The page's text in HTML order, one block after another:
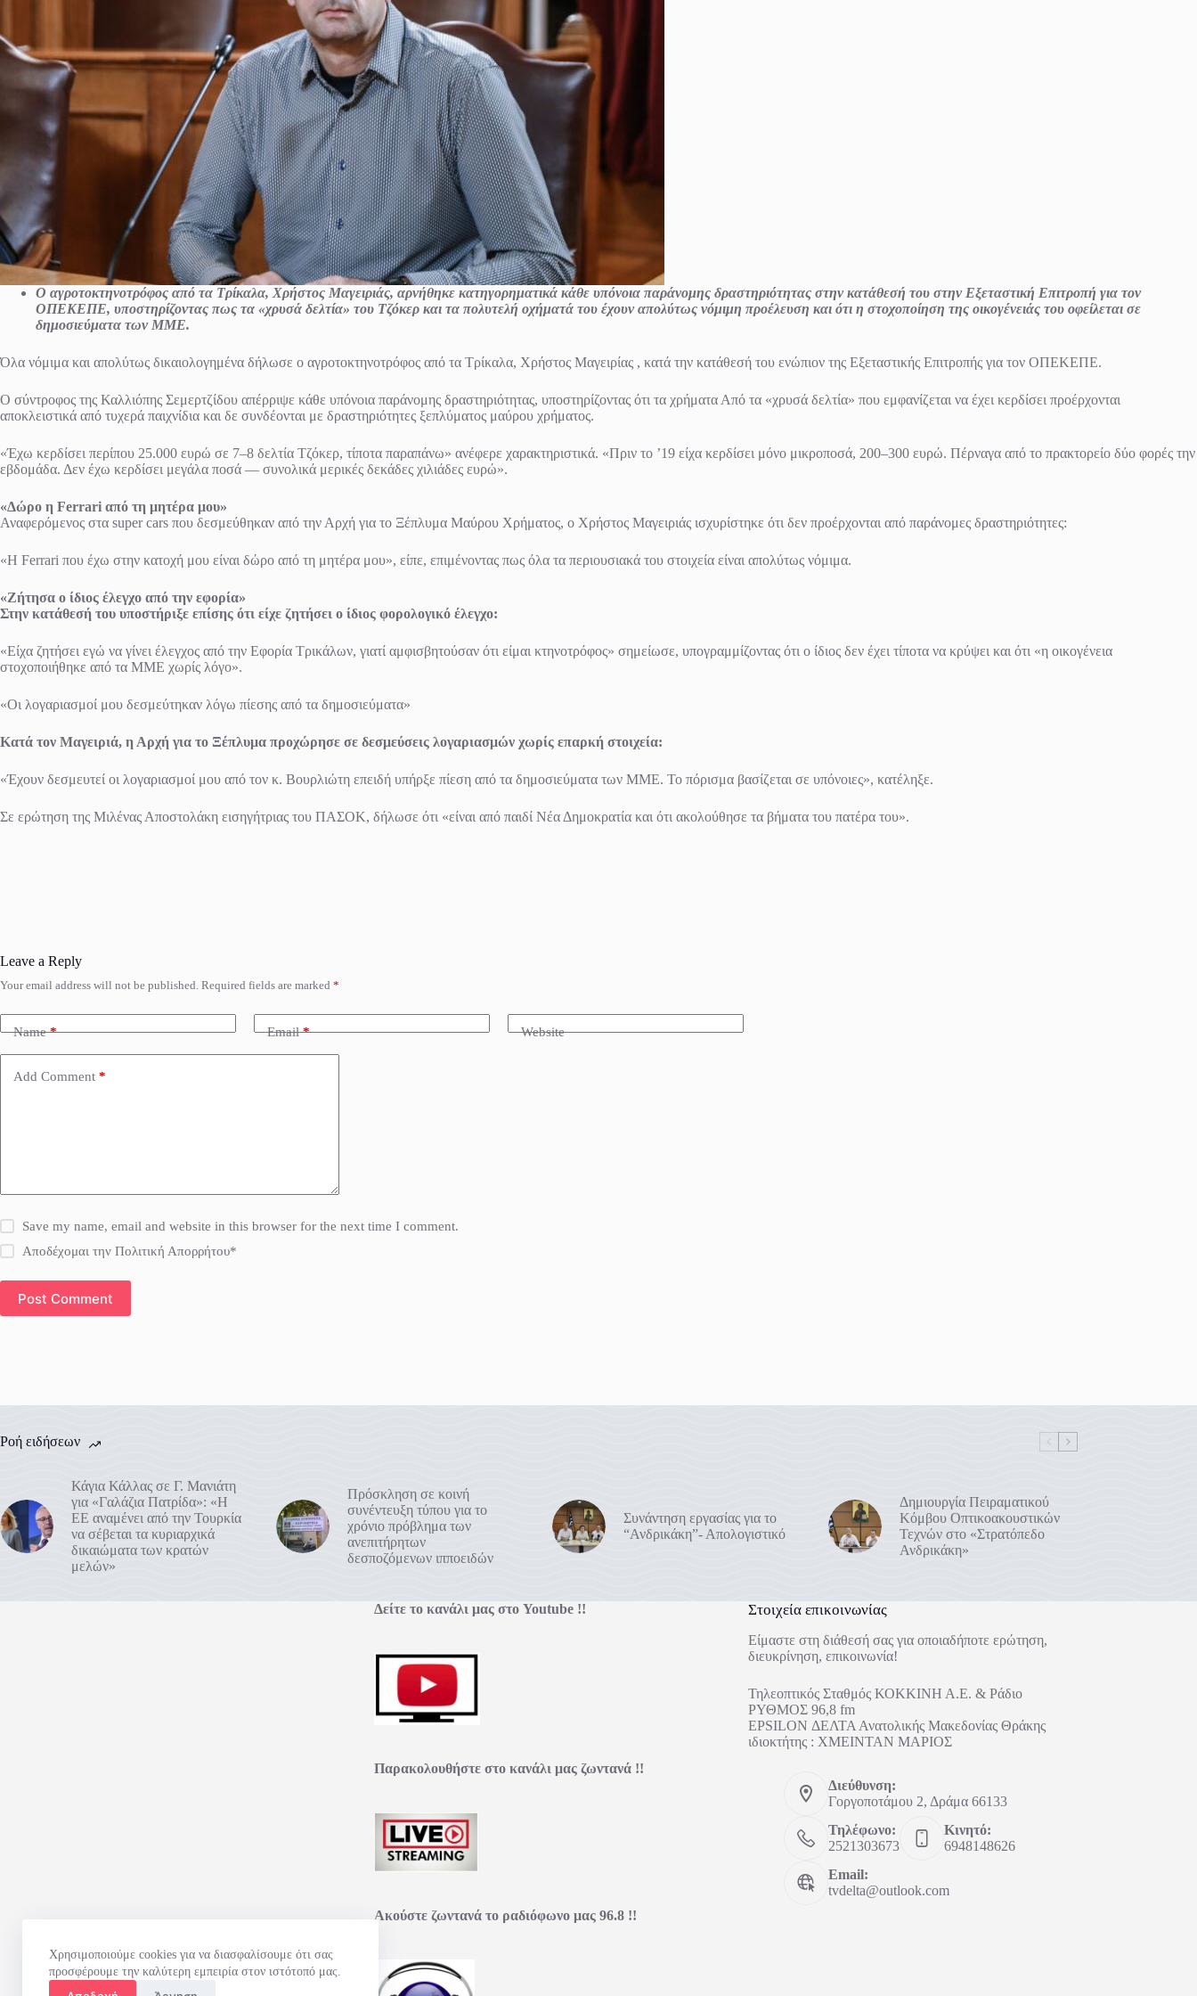
Χρησιμοποιούμε cookies για να διασφαλίσουμε ότι σας
προσφέρουμε την καλύτερη εμπειρία στον ιστότοπό μας.
Ο αγροτοκτηνοτρόφος από τα Τρίκαλα, Χρήστος Μαγειριάς, αρνήθηκε κατηγορηματικά κάθε υπόνοια παράνομης δραστηριότητας στην κατάθεσή του στην Εξεταστική Επιτροπή για τον
ΟΠΕΚΕΠΕ, υποστηρίζοντας πως τα «χρυσά δελτία» του Τζόκερ και τα πολυτελή οχήματά του έχουν απολύτως νόμιμη προέλευση και ότι η στοχοποίηση της οικογένειάς του οφείλεται σε
δημοσιεύματα των ΜΜΕ.
Όλα νόμιμα και απολύτως δικαιολογημένα δήλωσε ο αγροτοκτηνοτρόφος από τα Τρίκαλα, Χρήστος Μαγειρίας , κατά την κατάθεσή του ενώπιον της Εξεταστικής Επιτροπής για τον ΟΠΕΚΕΠΕ.
Ο σύντροφος της Καλλιόπης Σεμερτζίδου απέρριψε κάθε υπόνοια παράνομης δραστηριότητας, υποστηρίζοντας ότι τα χρήματα Από τα «χρυσά δελτία» που εμφανίζεται να έχει κερδίσει προέρχονται
αποκλειστικά από τυχερά παιχνίδια και δε συνδέονται με δραστηριότητες ξεπλύματος μαύρου χρήματος.
«Έχω κερδίσει περίπου 25.000 ευρώ σε 7–8 δελτία Τζόκερ, τίποτα παραπάνω» ανέφερε χαρακτηριστικά. «Πριν το ’19 είχα κερδίσει μόνο μικροποσά, 200–300 ευρώ. Πέρναγα από το πρακτορείο δύο φορές την
εβδομάδα. Δεν έχω κερδίσει μεγάλα ποσά — συνολικά μερικές δεκάδες χιλιάδες ευρώ».
«Δώρο η Ferrari από τη μητέρα μου»
Αναφερόμενος στα super cars που δεσμεύθηκαν από την Αρχή για το Ξέπλυμα Μαύρου Χρήματος, ο Χρήστος Μαγειριάς ισχυρίστηκε ότι δεν προέρχονται από παράνομες δραστηριότητες:
«Η Ferrari που έχω στην κατοχή μου είναι δώρο από τη μητέρα μου», είπε, επιμένοντας πως όλα τα περιουσιακά του στοιχεία είναι απολύτως νόμιμα.
«Ζήτησα ο ίδιος έλεγχο από την εφορία»
Στην κατάθεσή του υποστήριξε επίσης ότι είχε ζητήσει ο ίδιος φορολογικό έλεγχο:
«Είχα ζητήσει εγώ να γίνει έλεγχος από την Εφορία Τρικάλων, γιατί αμφισβητούσαν ότι είμαι κτηνοτρόφος» σημείωσε, υπογραμμίζοντας ότι ο ίδιος δεν έχει τίποτα να κρύψει και ότι «η οικογένεια
στοχοποιήθηκε από τα ΜΜΕ χωρίς λόγο».
«Οι λογαριασμοί μου δεσμεύτηκαν λόγω πίεσης από τα δημοσιεύματα»
Κατά τον Μαγειριά, η Αρχή για το Ξέπλυμα προχώρησε σε δεσμεύσεις λογαριασμών χωρίς επαρκή στοιχεία:
«Έχουν δεσμευτεί οι λογαριασμοί μου από τον κ. Βουρλιώτη επειδή υπήρξε πίεση από τα δημοσιεύματα των ΜΜΕ. Το πόρισμα βασίζεται σε υπόνοιες», κατέληξε.
Σε ερώτηση της Μιλένας Αποστολάκη εισηγήτριας του ΠΑΣΟΚ, δήλωσε ότι «είναι από παιδί Νέα Δημοκρατία και ότι ακολούθησε τα βήματα του πατέρα του».
Leave a Reply
Your email address will not be published. Required fields are marked *
Name* Email* Website
Add Comment *
Save my name, email and website in this browser for the next time I comment.
Αποδέχομαι την Πολιτική Απορρήτου*
Post Comment
Ροή ειδήσεων
Κάγια Κάλλας σε Γ. Μανιάτη
για «Γαλάζια Πατρίδα»: «Η
ΕΕ αναμένει από την Τουρκία
να σέβεται τα κυριαρχικά
δικαιώματα των κρατών
μελών»
Πρόσκληση σε κοινή
συνέντευξη τύπου για το
χρόνιο πρόβλημα των
ανεπιτήρητων
δεσποζόμενων ιπποειδών
Συνάντηση εργασίας για το
“Ανδρικάκη”- Απολογιστικό
Δημιουργία Πειραματικού
Κόμβου Οπτικοακουστικών
Τεχνών στο «Στρατόπεδο
Ανδρικάκη»
Δείτε το κανάλι μας στο Youtube !!
Παρακολουθήστε στο κανάλι μας ζωντανά !!
Ακούστε ζωντανά το ραδιόφωνο μας 96.8 !!
Στοιχεία επικοινωνίας
Είμαστε στη διάθεσή σας για οποιαδήποτε ερώτηση,
διευκρίνηση, επικοινωνία!
Τηλεοπτικός Σταθμός ΚΟΚΚΙΝΗ Α.Ε. & Ράδιο
ΡΥΘΜΟΣ 96,8 fm
EPSILON ΔΕΛΤΑ Ανατολικής Μακεδονίας Θράκης
ιδιοκτήτης : ΧΜΕΙΝΤΑΝ ΜΑΡΙΟΣ
Διεύθυνση:
Γοργοποτάμου 2, Δράμα 66133
Τηλέφωνο:
2521303673
Κινητό:
6948148626
Email:
tvdelta@outlook.com